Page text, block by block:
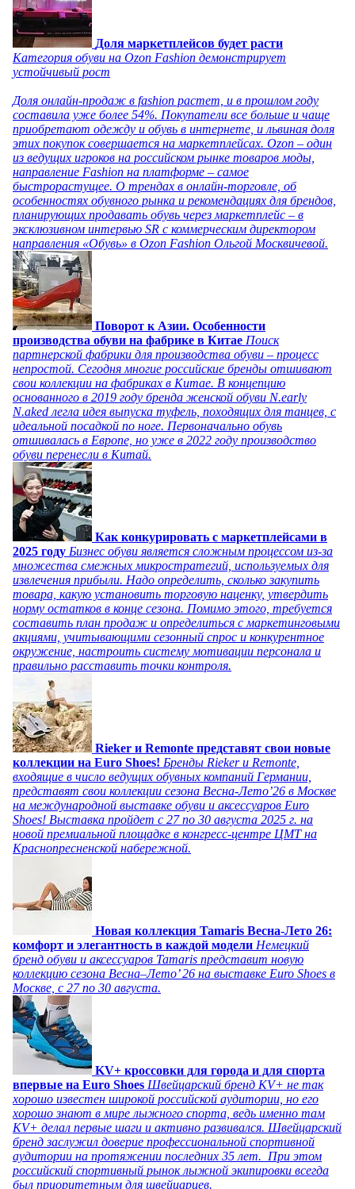
Доля маркетплейсов будет расти
Категория обуви на Ozon Fashion демонстрирует
устойчивый рост
Доля онлайн-продаж в fashion растет, и в прошлом году
составила уже более 54%. Покупатели все больше и чаще
приобретают одежду и обувь в интернете, и львиная доля
этих покупок совершается на маркетплейсах. Ozon – один
из ведущих игроков на российском рынке товаров моды,
направление Fashion на платформе – самое
быстрорастущее. О трендах в онлайн-торговле, об
особенностях обувного рынка и рекомендациях для брендов,
планирующих продавать обувь через маркетплейс – в
эксклюзивном интервью SR с коммерческим директором
направления «Обувь» в Ozon Fashion Ольгой Москвичевой.
Поворот к Азии. Особенности
производства обуви на фабрике в Китае Поиск
партнерской фабрики для производства обуви – процесс
непростой. Сегодня многие российские бренды отшивают
свои коллекции на фабриках в Китае. В концепцию
основанного в 2019 году бренда женской обуви N.early
N.aked легла идея выпуска туфель, походящих для танцев, с
идеальной посадкой по ноге. Первоначально обувь
отшивалась в Европе, но уже в 2022 году производство
обуви перенесли в Китай.
Как конкурировать с маркетплейсами в
2025 году Бизнес обуви является сложным процессом из-за
множества смежных микростратегий, используемых для
извлечения прибыли. Надо определить, сколько закупить
товара, какую установить торговую наценку, утвердить
норму остатков в конце сезона. Помимо этого, требуется
составить план продаж и определиться с маркетинговыми
акциями, учитывающими сезонный спрос и конкурентное
окружение, настроить систему мотивации персонала и
правильно расставить точки контроля.
Rieker и Remonte представят свои новые
коллекции на Euro Shoes! Бренды Rieker и Remonte,
входящие в число ведущих обувных компаний Германии,
представят свои коллекции сезона Весна-Лето’26 в Москве
на международной выставке обуви и аксессуаров Euro
Shoes! Выставка пройдет c 27 по 30 августа 2025 г. на
новой премиальной площадке в конгресс-центре ЦМТ на
Краснопресненской набережной.
Новая коллекция Tamaris Весна-Лето 26:
комфорт и элегантность в каждой модели Немецкий
бренд обуви и аксессуаров Tamaris представит новую
коллекцию сезона Весна–Лето’ 26 на выставке Euro Shoes в
Москве, с 27 по 30 августа.
KV+ кроссовки для города и для спорта
впервые на Euro Shoes Швейцарский бренд KV+ не так
хорошо известен широкой российской аудитории, но его
хорошо знают в мире лыжного спорта, ведь именно там
KV+ делал первые шаги и активно развивался. Швейцарский
бренд заслужил доверие профессиональной спортивной
аудитории на протяжении последних 35 лет. При этом
российский спортивный рынок лыжной экипировки всегда
был приоритетным для швейцарцев.